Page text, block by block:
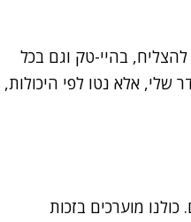
בהיי-טק וגם בכל
אלא נטו לפי היכולות,
מוערכים בזכות